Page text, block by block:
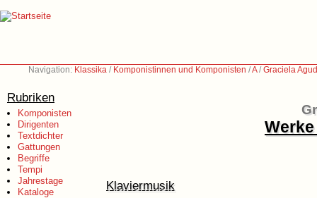
Navigation: Klassika / Komponistinnen und Komponisten /A/Graciela
Rubriken
Komponisten
Dirigenten
Textdichter
Gattungen
Begriffe
Tempi
Jahrestage
Kataloge
Klaviermusik